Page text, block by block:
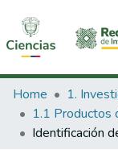
Communities &
All of DSpace
Home